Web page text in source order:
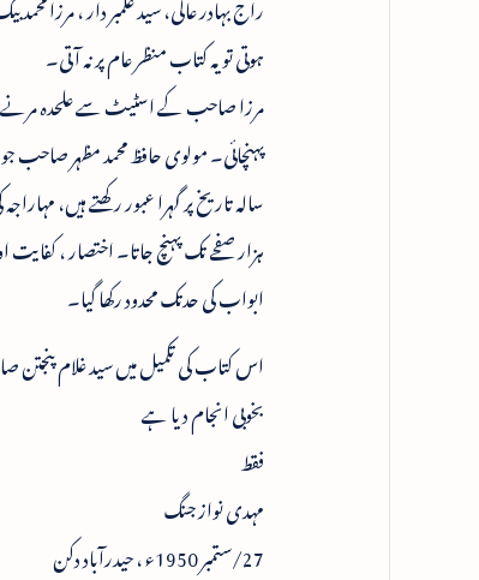
ہوتی تو یہ کتاب منظر عام پر نہ آتی۔
مرزا صاحب کے اسٹیٹ سے علحدہ
سالہ تاریخ پر گہرا عبور رکھتے ہیں،
ہزار صفحے تک پہنچ جاتا۔ اختصار ،
ابواب کی حدتک محدود رکھا گیا۔
اس کتاب کی تکمیل میں سید غلام
بخوبی انجام دیا ہےـ
فقط
مہدی نواز جنگ
27/ستمبر 1950ء ، حیدرآباد دکن